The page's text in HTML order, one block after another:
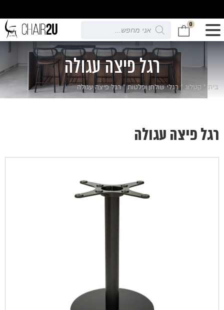
0
Products
search
רגל פיצה עגולה
בית » קטלוג » רגלי שולחן ופלטות»רגל פיצה עגולה
רגל פיצה עגולה